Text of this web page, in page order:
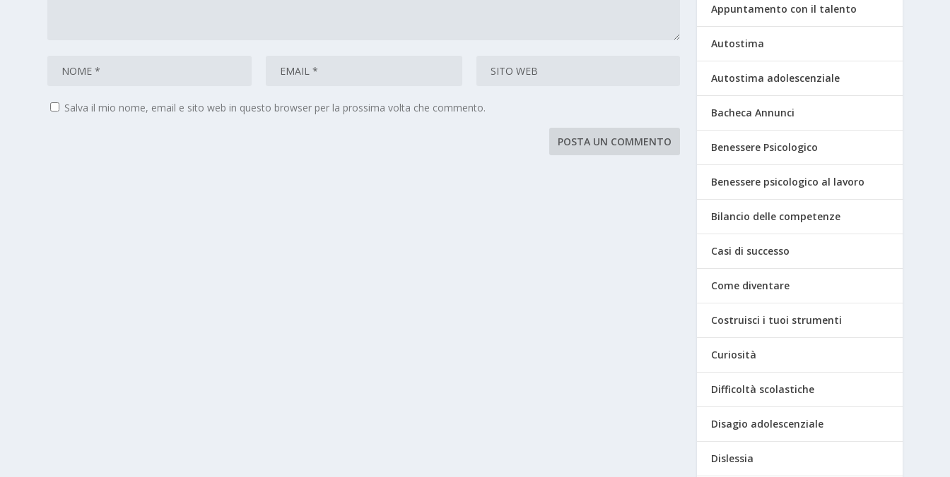
Salva il mio nome, email e sito web in questo browser per la prossima volta che commento.
Appuntamento con il talento
Autostima
Autostima adolescenziale
Bacheca Annunci
Benessere Psicologico
Benessere psicologico al lavoro
Bilancio delle competenze
Casi di successo
Come diventare
Costruisci i tuoi strumenti
Curiosità
Difficoltà scolastiche
Disagio adolescenziale
Dislessia